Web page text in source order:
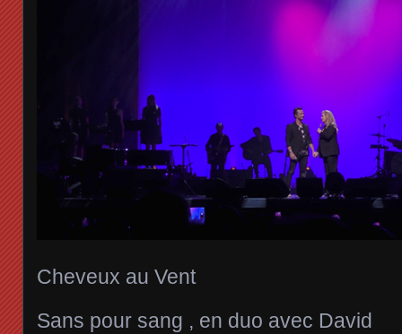
Cheveux au Vent
Sans pour sang , en duo avec David